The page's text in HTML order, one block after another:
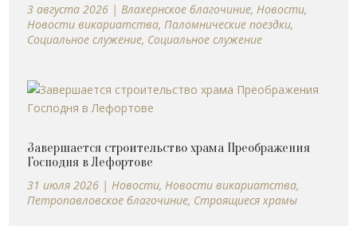
3 августа 2026 | Влахернское благочиние, Новости,
Новости викариатства, Паломнические поездки,
Социальное служение, Социальное служение
Завершается строительство храма Преображения
Господня в Лефортове
31 июля 2026 | Новости, Новости викариатства,
Петропавловское благочиние, Строящиеся храмы